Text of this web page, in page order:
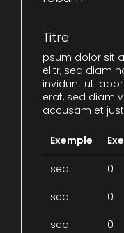
Titre
psum dolor sit
elitr, sed diam
invidunt ut
erat, sed diam
accusam et
Exemple
sed
0
sed
0
sed
0